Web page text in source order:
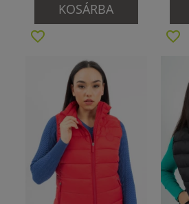
KOSÁRBA